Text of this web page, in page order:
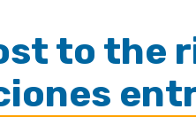
to the